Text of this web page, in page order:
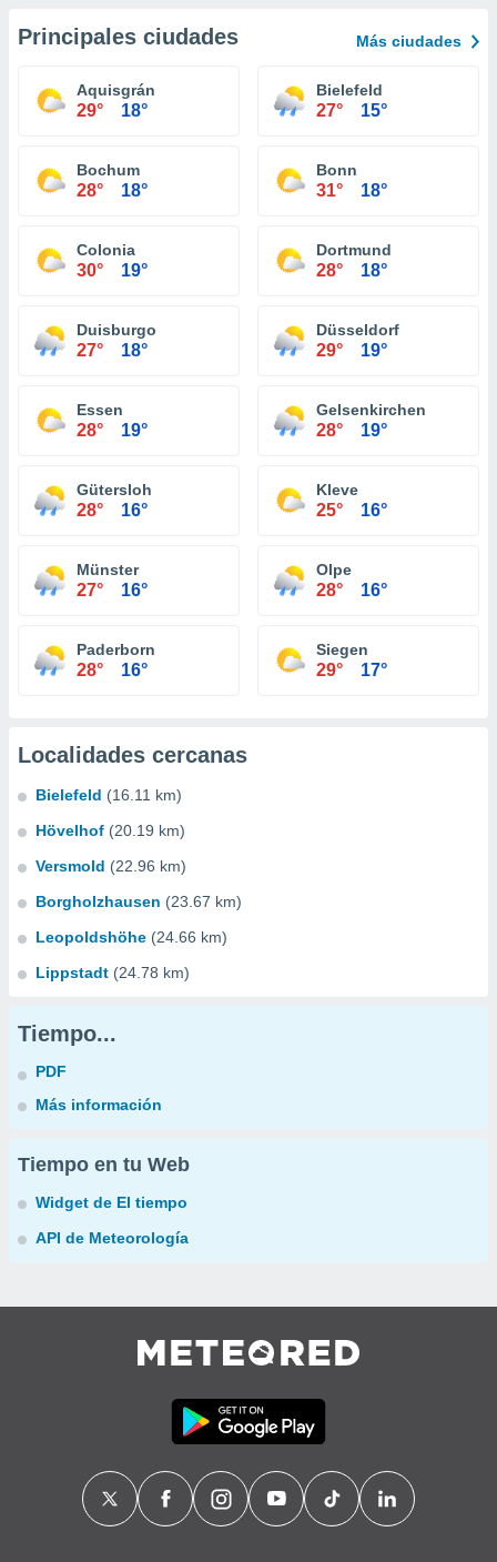
Principales ciudades Más ciudades
Aquisgrán
29° 18°
Bielefeld
27° 15°
Bochum
28° 18°
Bonn
31° 18°
Colonia
30° 19°
Dortmund
28° 18°
Duisburgo
27° 18°
Düsseldorf
29° 19°
Essen
28° 19°
Gelsenkirchen
28° 19°
Gütersloh
28° 16°
Kleve
25° 16°
Münster
27° 16°
Olpe
28° 16°
Paderborn
28° 16°
Siegen
29° 17°
Localidades cercanas
Bielefeld (16.11 km)
Hövelhof (20.19 km)
Versmold (22.96 km)
Borgholzhausen (23.67 km)
Leopoldshöhe (24.66 km)
Lippstadt (24.78 km)
Tiempo...
PDF
Más información
Tiempo en tu Web
Widget de El tiempo
API de Meteorología